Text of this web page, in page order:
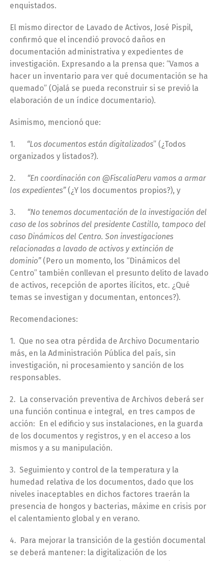
enquistados.
El mismo director de Lavado de Activos, José Pispil,
confirmó que el incendió provocó daños en
documentación administrativa y expedientes de
investigación. Expresando a la prensa que: “Vamos a
hacer un inventario para ver qué documentación se ha
quemado” (Ojalá se pueda reconstruir si se previó la
elaboración de un índice documentario).
Asimismo, mencionó que:
1. “Los documentos están digitalizados” (¿Todos
organizados y listados?).
2. “En coordinación con @FiscaliaPeru vamos a armar
los expedientes”(¿Y los documentos propios?), y
3. “No tenemos documentación de la investigación del
caso de los sobrinos del presidente Castillo, tampoco del
caso Dinámicos del Centro. Son investigaciones
relacionadas a lavado de activos y extinción de
dominio” (Pero un momento, los “Dinámicos del
Centro” también conllevan el presunto delito de lavado
de activos, recepción de aportes ilícitos, etc. ¿Qué
temas se investigan y documentan, entonces?).
Recomendaciones:
1. Que no sea otra pérdida de Archivo Documentario
más, en la Administración Pública del país, sin
investigación, ni procesamiento y sanción de los
responsables.
2. La conservación preventiva de Archivos deberá ser
una función continua e integral, en tres campos de
acción: En el edificio y sus instalaciones, en la guarda
de los documentos y registros, y en el acceso a los
mismos y a su manipulación.
3. Seguimiento y control de la temperatura y la
humedad relativa de los documentos, dado que los
niveles inaceptables en dichos factores traerán la
presencia de hongos y bacterias, máxime en crisis por
el calentamiento global y en verano.
4. Para mejorar la transición de la gestión documental
se deberá mantener: la digitalización de los